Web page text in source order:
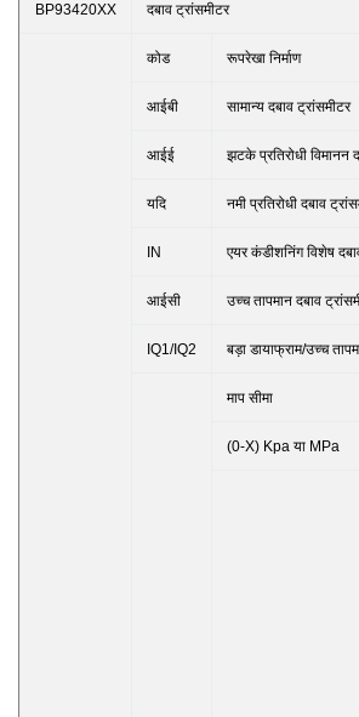
BP93420XX दबाव ट्रांसमीटर
कोड रूपरेखा निर्माण
आईबी सामान्य दबाव ट्रांसमीटर
आईई झटके प्रतिरोधी विमानन
यदि नमी प्रतिरोधी दबाव
IN एयर कंडीशनिंग विशेष
आईसी उच्च तापमान दबाव
IQ1/IQ2 बड़ा डायाफ्राम/उच्च
माप सीमा
(0-X) Kpa या MPa